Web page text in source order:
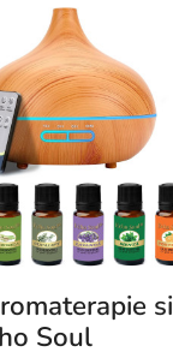
si
Soul